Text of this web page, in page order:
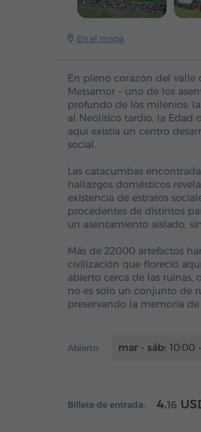
En el mapa
En pleno corazón del valle
Metsamor – uno de los
profundo de los milenios:
al Neolítico tardío, la Edad
aquí existía un centro
social.
Las catacumbas
hallazgos domésticos
existencia de estratos
procedentes de distintos
un asentamiento aislado,
Más de 22000 artefactos
civilización que floreció
abierto cerca de las ruinas,
no es solo un conjunto de
preservando la memoria
Abierto: mar - sáb: 10:00
Billete de entrada: 4.16